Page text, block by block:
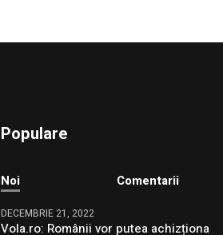
Populare
Noi Comentarii
DECEMBRIE 21, 2022
Vola.ro: Românii vor putea achizționa